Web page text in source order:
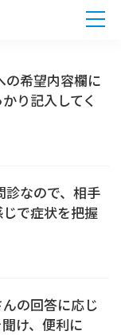
の希望内容欄に
り記入してく
診なので、相手
で症状を把握
の回答に応じ
け、便利に